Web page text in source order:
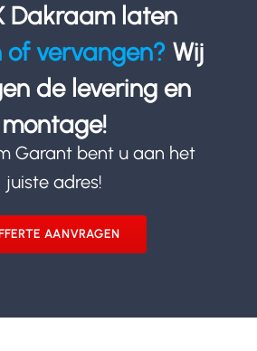
Dakraam laten
vervangen? Wij
de levering en
montage!
Garant bent u aan het
juiste adres!
AANVRAGEN